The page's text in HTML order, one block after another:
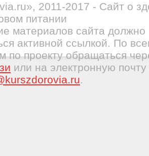
2011-2017 - Сайт о
питании
материалов сайта должно
активной ссылкой. По
по проекту обращаться
или на электронную почту
.